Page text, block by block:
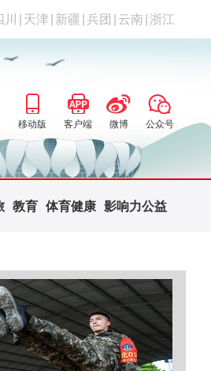
川 天津 新疆 兵团 云南 浙江
移动版 客户端 微博 公众号
教育 体育健康 影响力公益